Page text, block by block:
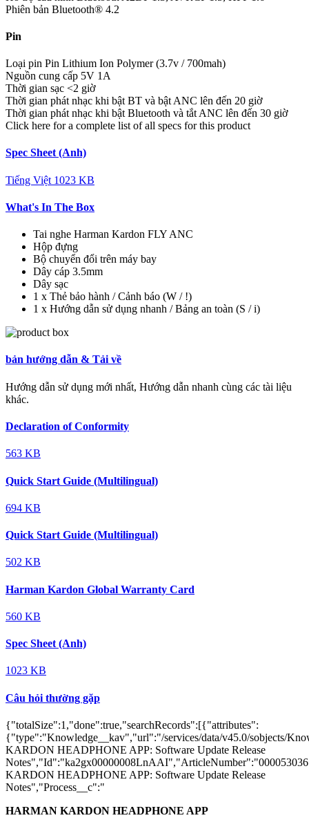
Phiên bản Bluetooth® 4.2
Pin
Loại pin Pin Lithium Ion Polymer (3.7v / 700mah)
Nguồn cung cấp 5V 1A
Thời gian sạc <2 giờ
Thời gian phát nhạc khi bật BT và bật ANC lên đến 20 giờ
Thời gian phát nhạc khi bật Bluetooth và tắt ANC lên đến 30 giờ
Click here for a complete list of all specs for this product
Spec Sheet (Anh)
Tiếng Việt 1023 KB
What's In The Box
Tai nghe Harman Kardon FLY ANC
Hộp đựng
Bộ chuyển đổi trên máy bay
Dây cáp 3.5mm
Dây sạc
1 x Thẻ bảo hành / Cảnh báo (W / !)
1 x Hướng dẫn sử dụng nhanh / Bảng an toàn (S / i)
bản hướng dẫn & Tải về
Hướng dẫn sử dụng mới nhất, Hướng dẫn nhanh cùng các tài liệu
khác.
Declaration of Conformity
563 KB
Quick Start Guide (Multilingual)
694 KB
Quick Start Guide (Multilingual)
502 KB
Harman Kardon Global Warranty Card
560 KB
Spec Sheet (Anh)
1023 KB
Câu hỏi thường gặp
{"totalSize":1,"done":true,"searchRecords":[{"attributes":
{"type":"Knowledge__kav","url":"/services/data/v45.0/sobjects/
KARDON HEADPHONE APP: Software Update Release
KARDON HEADPHONE APP: Software Update Release
Notes","Process__c":"
HARMAN KARDON HEADPHONE APP